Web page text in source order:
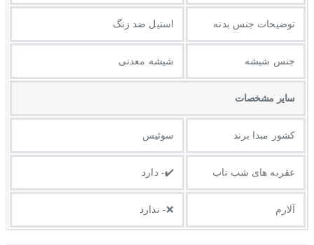
توضيحات جنس بدنه استیل ضد زنگ
جنس شیشه شیشه معدنی
ساير مشخصات
کشور مبدا برند سوئیس
عقربه های شب تاب ✔️- دارد
آلارم ❌- ندارد